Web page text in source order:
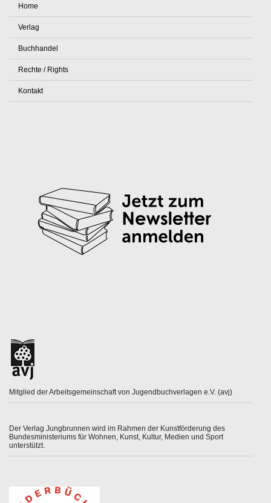
Home
Verlag
Buchhandel
Rechte / Rights
Kontakt
Mitglied der Arbeitsgemeinschaft von Jugendbuchverlagen e.V. (avj)
Der Verlag Jungbrunnen wird im Rahmen der Kunstförderung des
Bundesministeriums für Wohnen, Kunst, Kultur, Medien und Sport
unterstützt.